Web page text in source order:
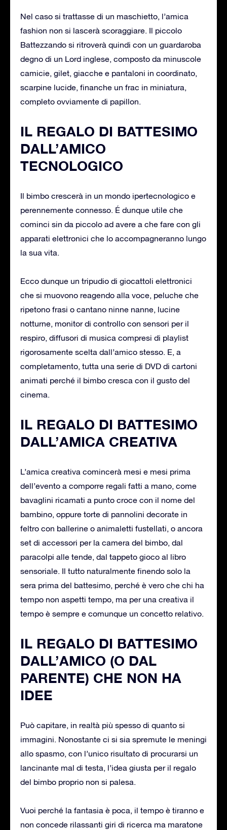
Nel caso si trattasse di un maschietto, l’amica
fashion non si lascerà scoraggiare. Il piccolo
Battezzando si ritroverà quindi con un guardaroba
degno di un Lord inglese, composto da minuscole
camicie, gilet, giacche e pantaloni in coordinato,
scarpine lucide, finanche un frac in miniatura,
completo ovviamente di papillon.
IL REGALO DI BATTESIMO
DALL’AMICO
TECNOLOGICO
Il bimbo crescerà in un mondo ipertecnologico e
perennemente connesso. É dunque utile che
cominci sin da piccolo ad avere a che fare con gli
apparati elettronici che lo accompagneranno lungo
la sua vita.
Ecco dunque un tripudio di giocattoli elettronici
che si muovono reagendo alla voce, peluche che
ripetono frasi o cantano ninne nanne, lucine
notturne, monitor di controllo con sensori per il
respiro, diffusori di musica compresi di playlist
rigorosamente scelta dall’amico stesso. E, a
completamento, tutta una serie di DVD di cartoni
animati perché il bimbo cresca con il gusto del
cinema.
IL REGALO DI BATTESIMO
DALL’AMICA CREATIVA
L’amica creativa comincerà mesi e mesi prima
dell’evento a comporre regali fatti a mano, come
bavaglini ricamati a punto croce con il nome del
bambino, oppure torte di pannolini decorate in
feltro con ballerine o animaletti fustellati, o ancora
set di accessori per la camera del bimbo, dal
paracolpi alle tende, dal tappeto gioco al libro
sensoriale. Il tutto naturalmente finendo solo la
sera prima del battesimo, perché è vero che chi ha
tempo non aspetti tempo, ma per una creativa il
tempo è sempre e comunque un concetto relativo.
IL REGALO DI BATTESIMO
DALL’AMICO (O DAL
PARENTE) CHE NON HA
IDEE
Può capitare, in realtà più spesso di quanto si
immagini. Nonostante ci si sia spremute le meningi
allo spasmo, con l’unico risultato di procurarsi un
lancinante mal di testa, l’idea giusta per il regalo
del bimbo proprio non si palesa.
Vuoi perché la fantasia è poca, il tempo è tiranno e
non concede rilassanti giri di ricerca ma maratone